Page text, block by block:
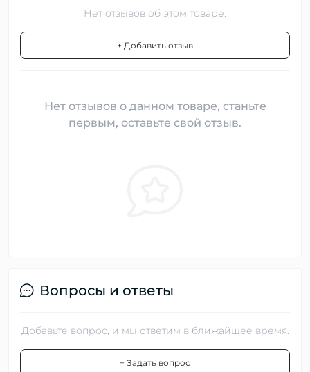
Нет отзывов об этом товаре.
+ Добавить отзыв
Нет отзывов о данном товаре, станьте
первым, оставьте свой отзыв.
Вопросы и ответы
Добавьте вопрос, и мы ответим в ближайшее время.
+ Задать вопрос